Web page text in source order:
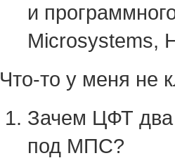
и
Microsystems,
Что-то у меня не
Зачем ЦФТ два
под МПС?